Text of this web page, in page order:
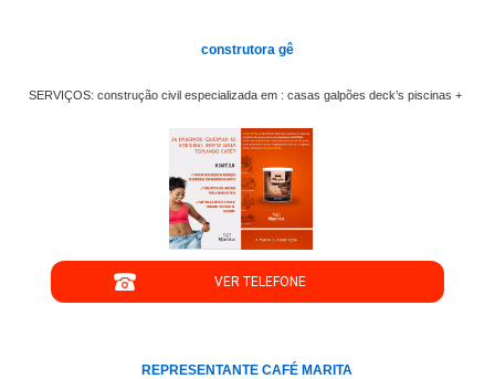
construtora gê
SERVIÇOS: construção civil especializada em : casas galpões deck’s piscinas +
VER TELEFONE
REPRESENTANTE CAFÉ MARITA